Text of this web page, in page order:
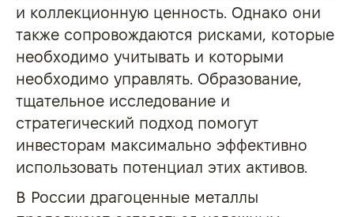
и коллекционную ценность. Однако они
также сопровождаются рисками, которые
необходимо учитывать и которыми
необходимо управлять. Образование,
тщательное исследование и
стратегический подход помогут
инвесторам максимально эффективно
использовать потенциал этих активов.
В России драгоценные металлы